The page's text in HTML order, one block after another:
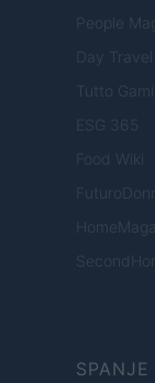
People
Day Travel
Tutto
ESG 365
Food Wiki